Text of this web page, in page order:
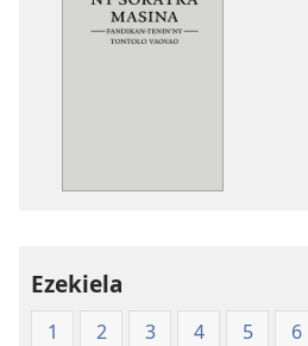
Ezekiela
1 2 3 4 5 6